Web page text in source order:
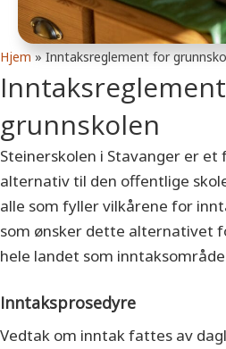
Hjem »Inntaksreglement for
grunnskolen
Steinerskolen i Stavanger er et
alternativ til den offentlige
alle som fyller vilkårene for
som ønsker dette alternativet
hele landet som
Inntaksprosedyre
Vedtak om inntak fattes av